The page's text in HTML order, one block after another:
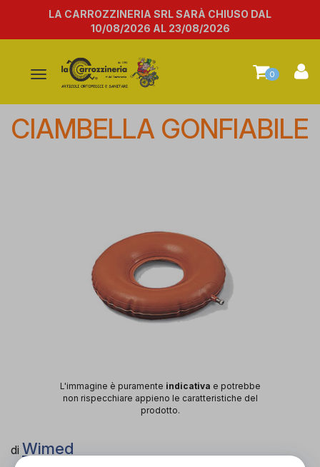
LA CARROZZINERIA SRL SARÀ CHIUSO DAL
10/08/2026 AL 23/08/2026
Attiva/disattiva
navigazione
0
CIAMBELLA GONFIABILE
L'immagine è puramente indicativa e potrebbe
non rispecchiare appieno le caratteristiche del
prodotto.
di Wimed